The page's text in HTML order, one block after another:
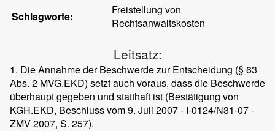
Schlagworte:
Freistellung von
Rechtsanwaltskosten
Leitsatz:
1. Die Annahme der Beschwerde zur Entscheidung (§ 63
Abs. 2 MVG.EKD) setzt auch voraus, dass die Beschwerde
überhaupt gegeben und statthaft ist (Bestätigung von
KGH.EKD, Beschluss vom 9. Juli 2007 - I-0124/N31-07 -
ZMV 2007, S. 257).